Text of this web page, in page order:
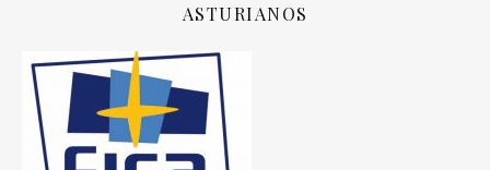
ASTURIANOS